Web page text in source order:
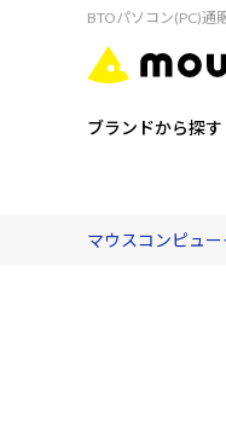
BTOパソコン(PC)通
ブランドから探す
マウスコンピュ